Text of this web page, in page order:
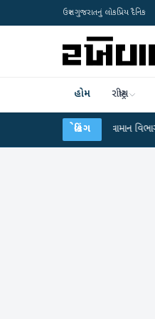
ઉત્તર ગુજરાતનું લોકપ્રિય દૈનિક
હોમ રાષ્ટ્રીય
બ્રેકિંગ
હવામાન વિભાગે 18 રાજ્યો